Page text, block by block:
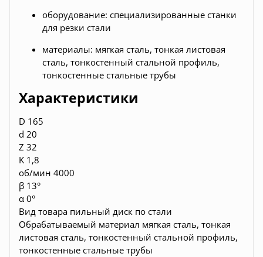
оборудование: специализированные станки
для резки стали
материалы: мягкая сталь, тонкая листовая
сталь, тонкостенный стальной профиль,
тонкостенные стальные трубы
Характеристики
D 165
d 20
Z 32
K 1,8
об/мин 4000
β 13°
α 0°
Вид товара пильный диск по стали
Обрабатываемый материал мягкая сталь, тонкая
листовая сталь, тонкостенный стальной профиль,
тонкостенные стальные трубы